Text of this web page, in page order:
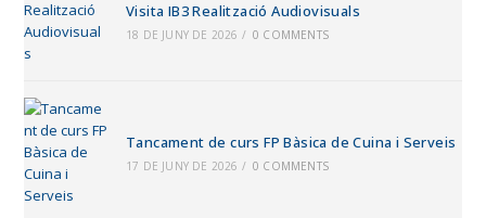
Visita IB3 Realització Audiovisuals
18 DE JUNY DE 2026 / 0 COMMENTS
Tancament de curs FP Bàsica de Cuina i Serveis
17 DE JUNY DE 2026 / 0 COMMENTS